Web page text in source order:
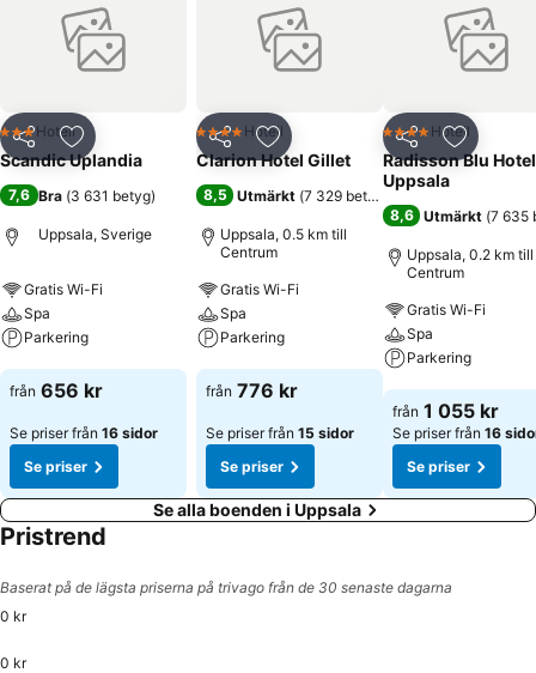
Dela Lägg till i Mina Favoriter
3 Stjärnor
Hotell
Scandic Uplandia
7,6 Bra (3 631 betyg)
Uppsala, Sverige
Gratis Wi-Fi
Spa
Parkering
Se priser
från 656 kr
Se priser från 16 sidor
Se priser
Dela Lägg till i Mina Favoriter
4 StjärnorHotell
Clarion Hotel Gillet
8,5 Utmärkt (7 329 betyg
Uppsala, 0.5 km till
Centrum
Gratis Wi-Fi
Spa
Parkering
Se priser
från 776 kr
Se priser från 15 sidor
Se priser
Dela Lägg till
4 StjärnorHotell
Radisson Blu
Uppsala
8,6 Utmärkt (7 635
Uppsala, 0.2 km till
Centrum
Gratis Wi-Fi
Spa
Parkering
Se priser
från 1 055 kr
Se priser från 16
Se priser
Se alla boenden i Uppsala
Pristrend
Baserat på de lägsta priserna på trivago från de 30 senaste dagarna
0 kr
0 kr